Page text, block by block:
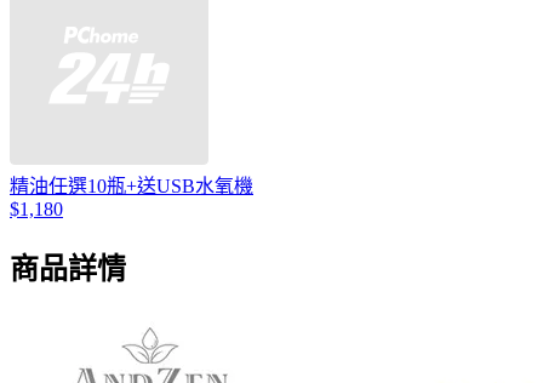
精油任選10瓶+送USB水氧機
$1,180
商品詳情